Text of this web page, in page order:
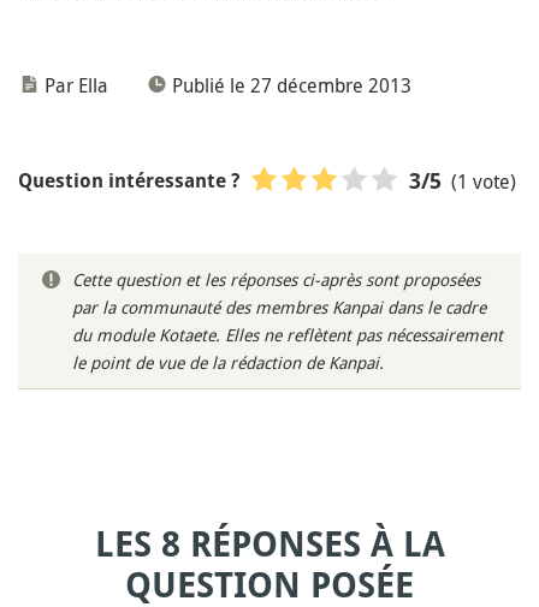
Par Ella Publié le 27 décembre 2013
Question intéressante ? 3/5 (1 vote)
Cette question et les réponses ci-après sont proposées
par la communauté des membres Kanpai dans le cadre
du module Kotaete. Elles ne reflètent pas nécessairement
le point de vue de la rédaction de Kanpai.
LES 8 RÉPONSES À LA
QUESTION POSÉE